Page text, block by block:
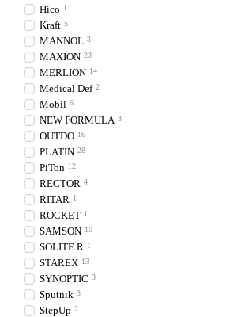
Hico 1
Kraft 5
MANNOL 3
MAXION 23
MERLION 14
Medical Def 2
Mobil 6
NEW FORMULA 3
OUTDO 16
PLATIN 28
PiTon 12
RECTOR 4
RITAR 1
ROCKET 1
SAMSON 10
SOLITE R 1
STAREX 13
SYNOPTIC 3
Sputnik 3
StepUp 2